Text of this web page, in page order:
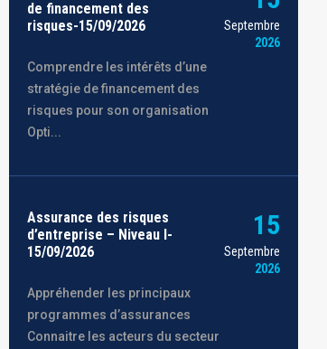
de financement des
risques-15/09/2026
Comprendre les intérêts d’une
stratégie de financement des
risques pour son organisation
Opti...
Septembre
2026
Assurance des risques
d’entreprise – Niveau I-
15/09/2026
Appréhender les principaux
programmes d’assurances
Connaitre les acteurs du secteur
15
Septembre
2026